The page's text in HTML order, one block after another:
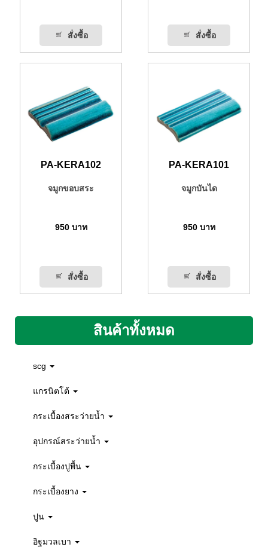
สั่งซื้อ สั่งซื้อ
PA-KERA102
จมูกขอบสระ
950 บาท
สั่งซื้อ
PA-KERA101
จมูกบันได
950 บาท
สั่งซื้อ
สินค้าทั้งหมด
scg
แกรนิตโต้
กระเบื้องสระว่ายน้ำ
อุปกรณ์สระว่ายน้ำ
กระเบื้องปูพื้น
กระเบื้องยาง
ปูน
อิฐมวลเบา